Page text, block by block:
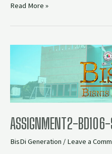
Read More »
ASSIGNMENT2-BD106-
BisDi Generation / Leave a